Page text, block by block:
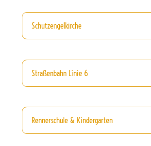
Schutzengelkirche
Straßenbahn Linie 6
Rennerschule & Kindergarten